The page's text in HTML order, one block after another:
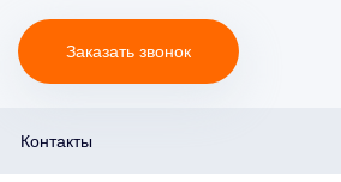
Заказать звонок
Контакты